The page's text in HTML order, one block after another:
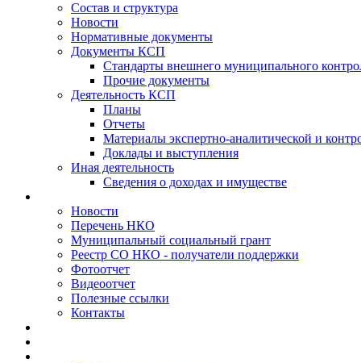
Состав и структура
Новости
Нормативные документы
Документы КСП
Стандарты внешнего муниципального
Прочие документы
Деятельность КСП
Планы
Отчеты
Материалы экспертно-аналитической и
Доклады и выступления
Иная деятельность
Сведения о доходах и имуществе
Новости
Перечень НКО
Муниципальный социальный грант
Реестр СО НКО - получатели поддержки
Фотоотчет
Видеоотчет
Полезные ссылки
Контакты